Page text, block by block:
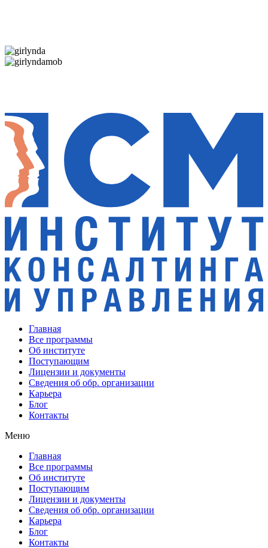
Главная
Все программы
Об институте
Поступающим
Лицензии и документы
Сведения об обр. организации
Карьера
Блог
Контакты
Меню
Главная
Все программы
Об институте
Поступающим
Лицензии и документы
Сведения об обр. организации
Карьера
Блог
Контакты